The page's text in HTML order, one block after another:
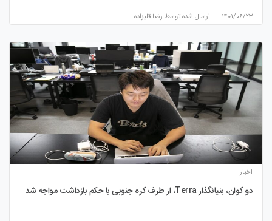
۱۴۰۱/۰۶/۲۳ ارسال شده توسط رضا قلیزاده
اخبار
دو کوان، بنیانگذار Terra، از طرف کره جنوبی با حکم بازداشت مواجه شد